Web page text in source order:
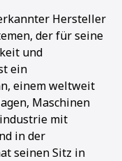
Hersteller
der für seine
und
ein
einem weltweit
Maschinen
mit
in der
seinen Sitz in